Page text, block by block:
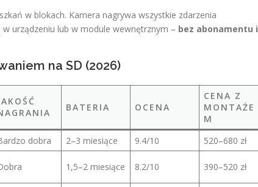
w blokach. Kamera nagrywa wszystkie zdarzenia
w urządzeniu lub w module wewnętrznym – bez abonamentu i
na SD (2026)
BATERIA OCENA
CENA Z
MONTAŻE
M
dobra 2–3 miesiące 9.4/10
520–680 zł
1,5–2 miesiące 8.2/10 390–520 zł